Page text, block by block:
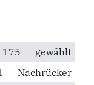
175
gewählt
Nachrücker